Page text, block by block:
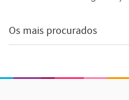
Os mais procurados